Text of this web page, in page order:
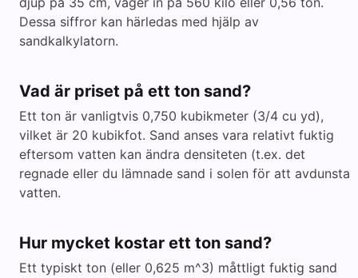
Dessa siffror kan härledas med hjälp av
sandkalkylatorn.
Vad är priset på ett ton sand?
Ett ton är vanligtvis 0,750 kubikmeter (3/4 cu yd),
vilket är 20 kubikfot. Sand anses vara relativt fuktig
eftersom vatten kan ändra densiteten (t.ex. det
regnade eller du lämnade sand i solen för att avdunsta
vatten.
Hur mycket kostar ett ton sand?
Ett typiskt ton (eller 0,625 m^3) måttligt fuktig sand